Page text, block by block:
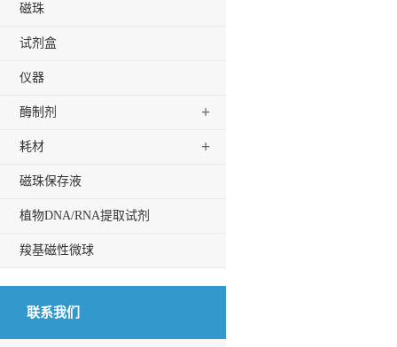
磁珠
试剂盒
仪器
酶制剂 +
耗材 +
磁珠保存液
植物DNA/RNA提取试剂
羧基磁性微球
联系我们